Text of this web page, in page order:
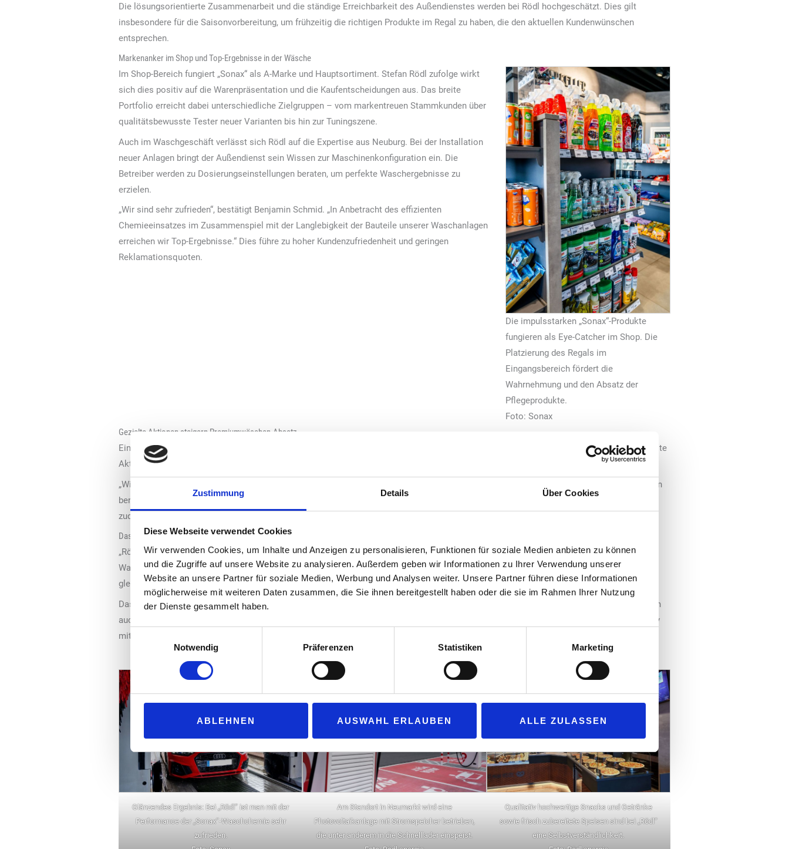
Zustimmung Details Über Cookies
Diese Webseite verwendet Cookies
Wir verwenden Cookies, um Inhalte und Anzeigen zu personalisieren, Funktionen für soziale Medien anbieten zu können
und die Zugriffe auf unsere Website zu analysieren. Außerdem geben wir Informationen zu Ihrer Verwendung unserer
Website an unsere Partner für soziale Medien, Werbung und Analysen weiter. Unsere Partner führen diese Informationen
möglicherweise mit weiteren Daten zusammen, die Sie ihnen bereitgestellt haben oder die sie im Rahmen Ihrer Nutzung
der Dienste gesammelt haben.
Einwilligungsauswahl
Notwendig
Präferenzen Statistiken Marketing
ABLEHNEN AUSWAHL ERLAUBEN ALLE ZULASSEN
Die lösungsorientierte Zusammenarbeit und die ständige Erreichbarkeit des Außendienstes werden bei Rödl hochgeschätzt. Dies gilt
insbesondere für die Saisonvorbereitung, um frühzeitig die richtigen Produkte im Regal zu haben, die den aktuellen Kundenwünschen
entsprechen.
Markenanker im Shop und Top-Ergebnisse in der Wäsche
Die impulsstarken „Sonax“-Produkte
fungieren als Eye-Catcher im Shop. Die
Platzierung des Regals im
Eingangsbereich fördert die
Wahrnehmung und den Absatz der
Pflegeprodukte.
Foto: Sonax
Im Shop-Bereich fungiert „Sonax“ als A-Marke und Hauptsortiment. Stefan Rödl zufolge wirkt
sich dies positiv auf die Warenpräsentation und die Kaufentscheidungen aus. Das breite
Portfolio erreicht dabei unterschiedliche Zielgruppen – vom markentreuen Stammkunden über
qualitätsbewusste Tester neuer Varianten bis hin zur Tuningszene.
Auch im Waschgeschäft verlässt sich Rödl auf die Expertise aus Neuburg. Bei der Installation
neuer Anlagen bringt der Außendienst sein Wissen zur Maschinenkonfiguration ein. Die
Betreiber werden zu Dosierungseinstellungen beraten, um perfekte Waschergebnisse zu
erzielen.
„Wir sind sehr zufrieden“, bestätigt Benjamin Schmid. „In Anbetracht des effizienten
Chemieeinsatzes im Zusammenspiel mit der Langlebigkeit der Bauteile unserer Waschanlagen
erreichen wir Top-Ergebnisse.“ Dies führe zu hoher Kundenzufriedenheit und geringen
Reklamationsquoten.
Gezielte Aktionen steigern Premiumwäschen-Absatz
Ein fester Bestandteil der Marketingstrategie von Rödl energie sind regelmäßige Zugabe-Aktionen. In einem Jahreskalender sind sechs feste
Aktionen eingeplant, bei denen Kunden etwa beim Kauf einer Premiumwäsche ein „Sonax“-Pflegeprodukt erhalten.
„Wir konnten mit diesen Aktionen die Nachfrage nach unseren Premiumwäschen messbar steigern“, erklärt Stefan Rödl. Viele Kunden seien
bereit, für eine wertige Zugabe, wie etwa einen Liter Sommerscheibenreiniger, eine höherwertige Wäsche zu kaufen. Die Aktionen sorgen
zudem oft für Nachkäufe der entsprechenden Artikel im Shop.
Das Konzept „Multimarktplatz“
„Rödl energie“ betreibt ab Juli insgesamt zwölf „Avia“-Tankstellen. Für Inhaber Stefan Rödl gehören zu jeder Station zwingend eine
Waschanlage und ein Bistro. Dies entspricht seiner Vision eines „Multimarktplatzes“, an dem der Kunde alles für sein Fahrzeug erhält und
gleichzeitig eine angenehme Pause einlegen kann.
Das Unternehmen entwickelt sich dabei stetig weiter: Mit der Gründung der „Rödl energie Plus“ im Jahr 2023 widmet sich das Unternehmen
auch dem Betrieb von E-Ladeparks und der Entwicklung von Wasserstofftankstellen, um den Wandel zu alternativen Mobilitätsformen aktiv
mitzugestalten.
Glänzendes Ergebnis: Bei „Rödl“ ist man mit der
Performance der „Sonax“-Waschchemie sehr
zufrieden.
Am Standort in Neumarkt wird eine
Photovoltaikanlage mit Stromspeicher betrieben,
die unter anderem in die Schnelllader einspeist.
Qualitativ hochwertige Snacks und Getränke
sowie frisch zubereitete Speisen sind bei „Rödl“
eine Selbstverständlichkeit.